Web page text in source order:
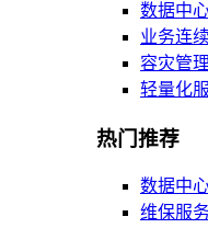
数据中
业务连
容灾管
轻量化
热门推荐
数据中
维保服